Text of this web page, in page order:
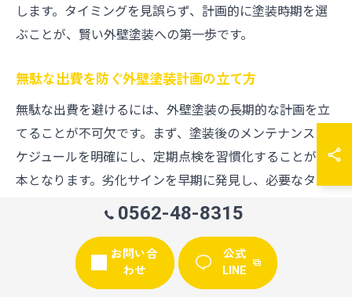
します。タイミングを見誤らず、計画的に塗装時期を選
ぶことが、賢い外壁塗装への第一歩です。
無駄な出費を防ぐ外壁塗装計画の立て方
無駄な出費を避けるには、外壁塗装の長期的な計画を立
てることが不可欠です。まず、塗装後のメンテナンスス
ケジュールを明確にし、定期点検を習慣化することが基
本となります。劣化サインを早期に発見し、必要なタイ
ミングで対応することで、大規模な修繕や予想外のコス
計画を立てる際には、次のようなポイントを意識しまし
0562-48-8315
お問い合
わせ
公式
LINE